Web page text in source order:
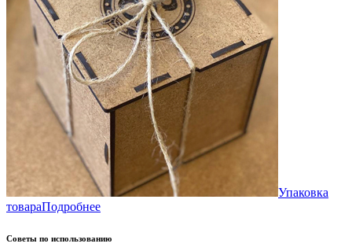
Упаковка
товараПодробнее
Советы по использованию